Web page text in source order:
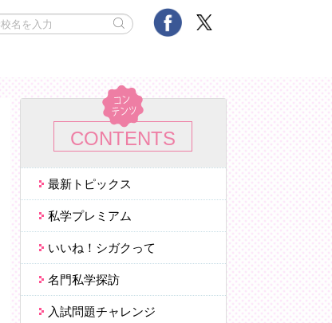
CONTENTS
最新トピックス
私学プレミアム
いいね！ シガクって
名門私学探訪
入試問題チャレンジ